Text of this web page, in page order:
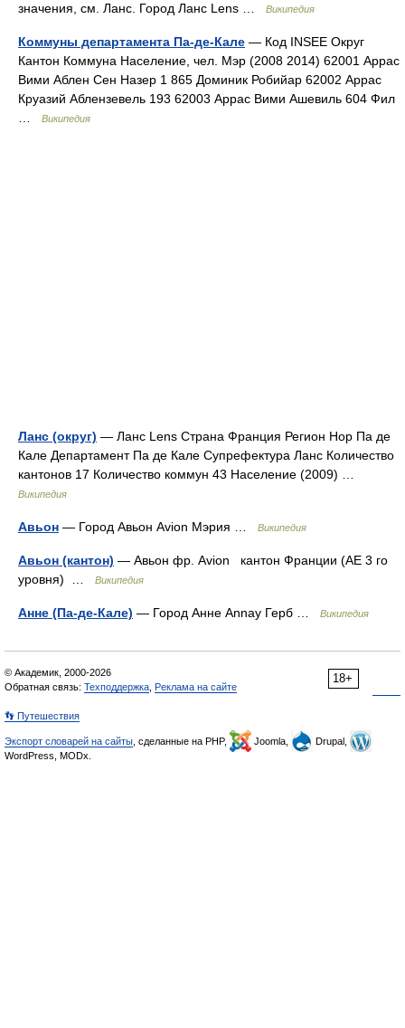
значения, см. Ланс. Город Ланс Lens …
Википедия
Коммуны департамента Па-де-Кале — Код INSEE Округ
Кантон Коммуна Население, чел. Мэр (2008 2014) 62001 Аррас
Вими Аблен Сен Назер 1 865 Доминик Робийар 62002 Аррас
Круазий Аблензевель 193 62003 Аррас Вими Ашевиль 604 Фил
Википедия
Ланс (округ) — Ланс Lens Страна Франция Регион Нор Па де
Кале Департамент Па де Кале Супрефектура Ланс Количество
кантонов 17 Количество коммун 43 Население (2009) …
Википедия
Авьон — Город Авьон Avion Мэрия … Википедия
Авьон (кантон) — Авьон фр. Avion кантон Франции (АЕ 3 го
уровня) …
Википедия
Анне (Па-де-Кале) — Город Анне Annay Герб … Википедия
18+
© Академик, 2000-2026
Обратная связь: Техподдержка Реклама на сайте
👣 Путешествия
Экспорт словарей на сайты , сделанные на PHP, Joomla,
Drupal,
WordPress, MODx.